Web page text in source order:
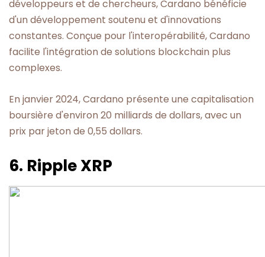
développeurs et de chercheurs, Cardano bénéficie
d'un développement soutenu et d'innovations
constantes. Conçue pour l'interopérabilité, Cardano
facilite l'intégration de solutions blockchain plus
complexes.
En janvier 2024, Cardano présente une capitalisation
boursière d'environ 20 milliards de dollars, avec un
prix par jeton de 0,55 dollars.
6. Ripple XRP